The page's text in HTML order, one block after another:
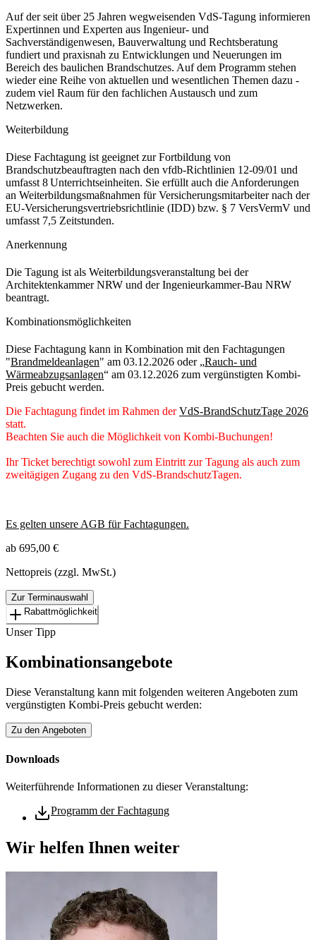
Auf der seit über 25 Jahren wegweisenden VdS-Tagung informieren
Expertinnen und Experten aus Ingenieur- und
Sachverständigenwesen, Bauverwaltung und Rechtsberatung
fundiert und praxisnah zu Entwicklungen und Neuerungen im
Bereich des baulichen Brandschutzes. Auf dem Programm stehen
wieder eine Reihe von aktuellen und wesentlichen Themen dazu -
zudem viel Raum für den fachlichen Austausch und zum
Netzwerken.
Weiterbildung
Diese Fachtagung ist geeignet zur Fortbildung von
Brandschutzbeauftragten nach den vfdb-Richtlinien 12-09/01 und
umfasst 8 Unterrichtseinheiten. Sie erfüllt auch die Anforderungen
an Weiterbildungsmaßnahmen für Versicherungsmitarbeiter nach der
EU-Versicherungsvertriebsrichtlinie (IDD) bzw. § 7 VersVermV und
umfasst 7,5 Zeitstunden.
Anerkennung
Die Tagung ist als Weiterbildungsveranstaltung bei der
Architektenkammer NRW und der Ingenieurkammer-Bau NRW
beantragt.
Kombinationsmöglichkeiten
Diese Fachtagung kann in Kombination mit den Fachtagungen
"Brandmeldeanlagen" am 03.12.2026 oder „Rauch- und
Wärmeabzugsanlagen“ am 03.12.2026 zum vergünstigten Kombi-
Preis gebucht werden.
Die Fachtagung findet im Rahmen der VdS-BrandSchutzTage 2026
statt.
Beachten Sie auch die Möglichkeit von Kombi-Buchungen!
Ihr Ticket berechtigt sowohl zum Eintritt zur Tagung als auch zum
zweitägigen Zugang zu den VdS-BrandschutzTagen.
Es gelten unsere AGB für Fachtagungen.
ab 695,00 €
Nettopreis (zzgl. MwSt.)
Zur Terminauswahl
Rabattmöglichkeit
Unser Tipp
Kombinationsangebote
Diese Veranstaltung kann mit folgenden weiteren Angeboten zum
vergünstigten Kombi-Preis gebucht werden:
Zu den Angeboten
Downloads
Weiterführende Informationen zu dieser Veranstaltung:
Programm der Fachtagung
Wir helfen Ihnen weiter